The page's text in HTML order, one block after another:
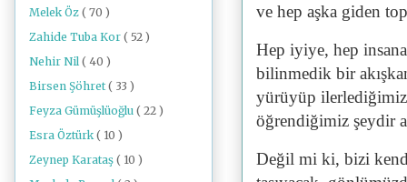
ve hep aşka giden
Hep iyiye, hep
bilinmedik bir
yürüyüp
öğrendiğimiz şeydir
Değil mi ki, bizi kendi
Melek Öz ( 70 )
Zahide Tuba Kor ( 52 )
Nehir Nil ( 40 )
Birsen Şöhret ( 33 )
Feyza Gümüşlüoğlu ( 22 )
Esra Öztürk ( 10 )
Zeynep Karataş ( 10 )